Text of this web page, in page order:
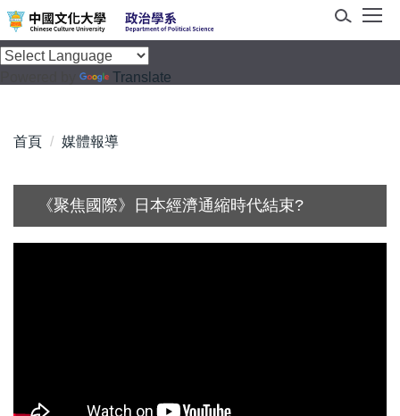
跳
到
主
區
Translate
首頁 媒體報導
《聚焦國際》日本經濟通縮時代結束?